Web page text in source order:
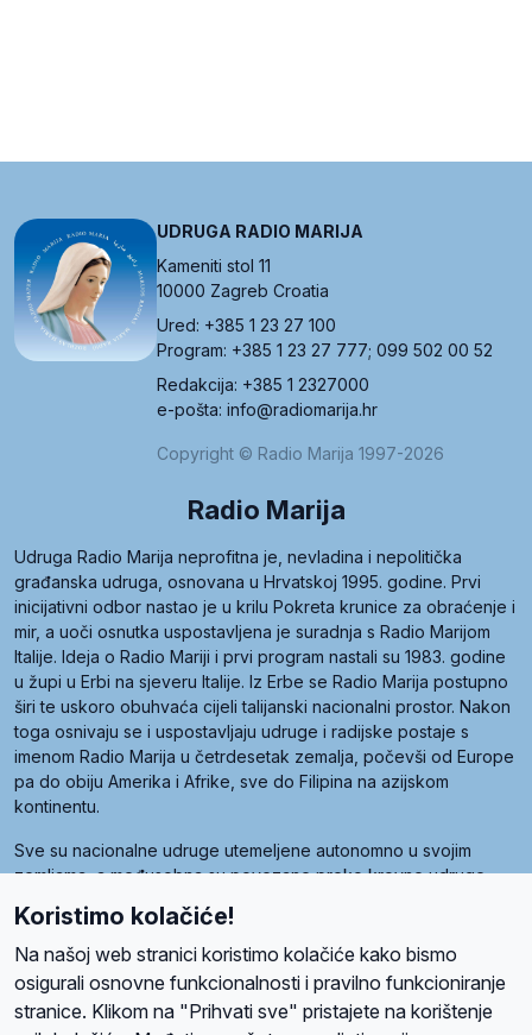
UDRUGA RADIO MARIJA
Kameniti stol 11
10000 Zagreb Croatia
Ured: +385 1 23 27 100
Program: +385 1 23 27 777; 099 502 00 52
Redakcija: +385 1 2327000
e-pošta: info@radiomarija.hr
Copyright © Radio Marija 1997-2026
Radio Marija
Udruga Radio Marija neprofitna je, nevladina i nepolitička
građanska udruga, osnovana u Hrvatskoj 1995. godine. Prvi
inicijativni odbor nastao je u krilu Pokreta krunice za obraćenje i
mir, a uoči osnutka uspostavljena je suradnja s Radio Marijom
Italije. Ideja o Radio Mariji i prvi program nastali su 1983. godine
u župi u Erbi na sjeveru Italije. Iz Erbe se Radio Marija postupno
širi te uskoro obuhvaća cijeli talijanski nacionalni prostor. Nakon
toga osnivaju se i uspostavljaju udruge i radijske postaje s
imenom Radio Marija u četrdesetak zemalja, počevši od Europe
pa do obiju Amerika i Afrike, sve do Filipina na azijskom
kontinentu.
Sve su nacionalne udruge utemeljene autonomno u svojim
zemljama, a međusobna su povezane preko krovne udruge
Radio Maria). Svjetsku obitelj utemeljilo je sedam članica, među
kojima je i hrvatska Udruga Radio Marija.
Koristimo kolačiće!
Na našoj web stranici koristimo kolačiće kako bismo
osigurali osnovne funkcionalnosti i pravilno funkcioniranje
stranice. Klikom na "Prihvati sve" pristajete na korištenje